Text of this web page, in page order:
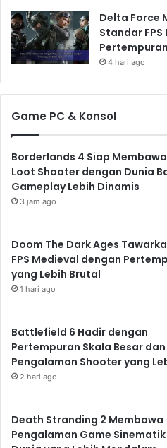
Delta Force
Standar
4 hari ago
Game PC & Konsol
Borderlands 4 Siap
Loot Shooter dengan Dunia
Gameplay Lebih Dinamis
3 jam ago
Doom The Dark Ages
FPS Medieval dengan
yang Lebih Brutal
1 hari ago
Battlefield 6 Hadir dengan
Pertempuran Skala Besar dan
Pengalaman Shooter yang
2 hari ago
Death Stranding 2 Membawa
Pengalaman Game